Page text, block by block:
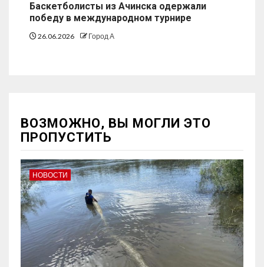
Баскетболисты из Ачинска одержали
победу в международном турнире
26.06.2026 Город А
ВОЗМОЖНО, ВЫ МОГЛИ ЭТО
ПРОПУСТИТЬ
НОВОСТИ